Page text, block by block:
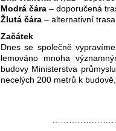
Modrá čára – doporučená
Žlutá čára – alternativní
Začátek
Dnes se společně
lemováno mnoha
budovy Ministerstva
necelých 200 metrů k